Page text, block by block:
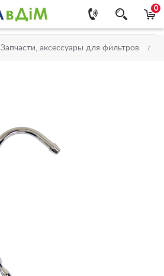
0
Запчасти, аксессуары для фильтров